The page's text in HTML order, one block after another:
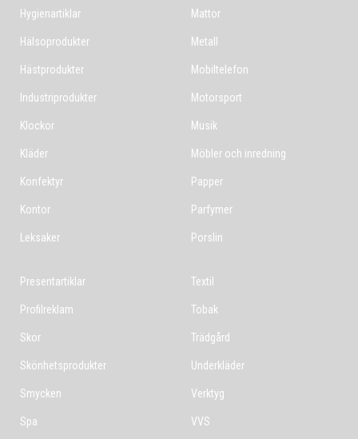
Hygienartiklar
Hälsoprodukter
Hästprodukter
Industriprodukter
Klockor
Kläder
Konfektyr
Kontor
Leksaker
Mattor
Metall
Mobiltelefon
Motorsport
Musik
Möbler och inredning
Papper
Parfymer
Porslin
Presentartiklar
Profilreklam
Skor
Skönhetsprodukter
Smycken
Spa
Textil
Tobak
Trädgård
Underkläder
Verktyg
VVS